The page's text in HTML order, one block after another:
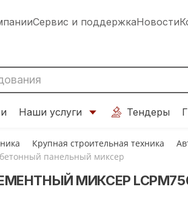
Сервис и поддержкаНовости
Наши услуги Тендеры
Крупная строительная техника
панельный миксер
МИКСЕР